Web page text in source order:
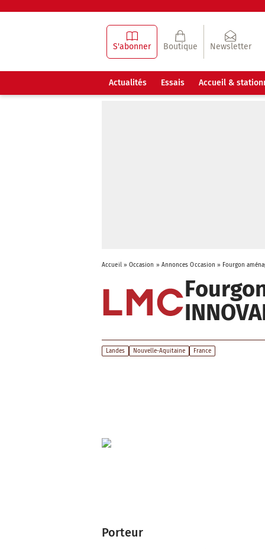
S'abonner Boutique Newsletter
Actualités Essais Accueil &
Accueil» Occasion » Annonces Occasion » Fourgon
Landes Nouvelle-Aquitaine France
Porteur